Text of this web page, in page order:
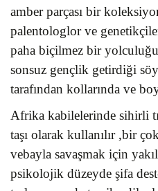
amber parçası bir
palentologlor ve
paha biçilmez bir
sonsuz gençlik getirdiği
tarafından kollarında ve
Afrika kabilelerinde sihirli
taşı olarak kullanılır ,bir
vebayla savaşmak için
psikolojik düzeyde şifa